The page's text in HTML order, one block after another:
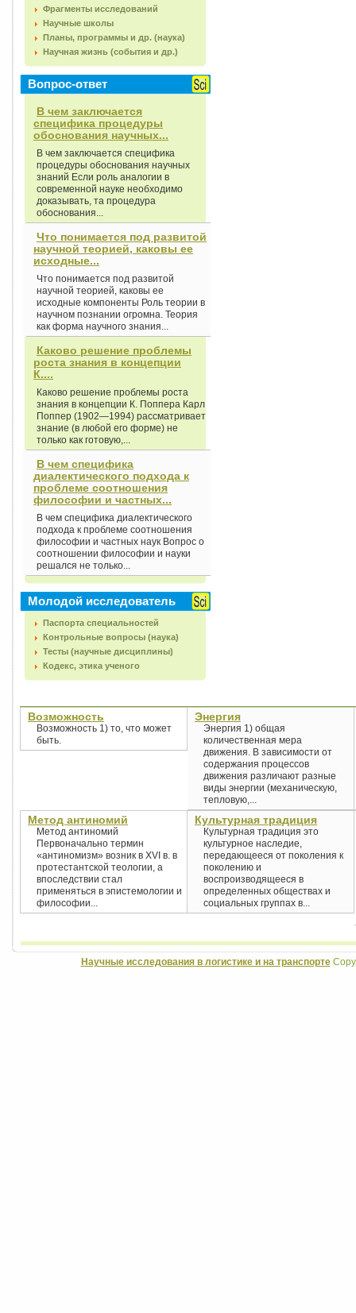
Фрагменты исследований
Научные школы
Планы, программы и др. (наука)
Научная жизнь (события и др.)
Вопрос-ответ
В чем заключается
специфика процедуры
обоснования научных...
В чем заключается специфика
процедуры обоснования научных
знаний Если роль аналогии в
современной науке необходимо
доказывать, та процедура
обоснования...
Что понимается под развитой
научной теорией, каковы ее
исходные...
Что понимается под развитой
научной теорией, каковы ее
исходные компоненты Роль теории в
научном познании огромна. Теория
как форма научного знания...
Каково решение проблемы
роста знания в концепции
К....
Каково решение проблемы роста
знания в концепции К. Поппера Карл
Поппер (1902—1994) рассматривает
знание (в любой его форме) не
только как готовую,...
В чем специфика
диалектического подхода к
проблеме соотношения
философии и частных...
В чем специфика диалектического
подхода к проблеме соотношения
философии и частных наук Вопрос о
соотношении философии и науки
решался не только...
Молодой исследователь
Паспорта специальностей
Контрольные вопросы (наука)
Тесты (научные дисциплины)
Кодекс, этика ученого
Возможность
Возможность 1) то, что может
быть.
Энергия
Энергия 1) общая
количественная мера
движения. В зависимости от
содержания процессов
движения различают разные
виды энергии (механическую,
тепловую,...
Метод антиномий
Метод антиномий
Первоначально термин
«антиномизм» возник в XVI в. в
протестантской теологии, а
впоследствии стал
применяться в эпистемологии и
философии...
Культурная традиция
Культурная традиция это
культурное наследие,
передающееся от поколения к
поколению и
воспроизводящееся в
определенных обществах и
социальных группах в...
Научные исследования в логистике и на транспорте